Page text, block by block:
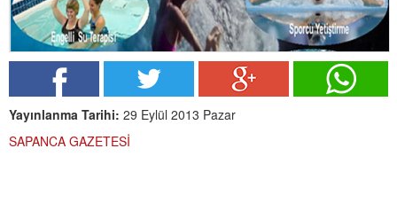
Yayınlanma Tarihi: 29 Eylül 2013 Pazar
SAPANCA GAZETESİ